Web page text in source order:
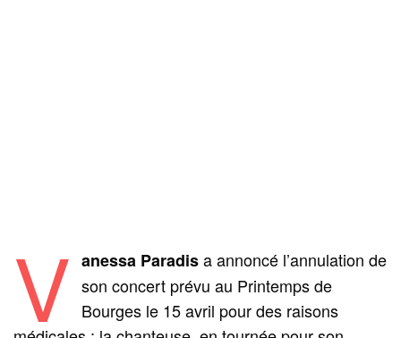
V anessa Paradisa annoncé l’annulation de
son concert prévu au Printemps de
Bourges le 15 avril pour des raisons